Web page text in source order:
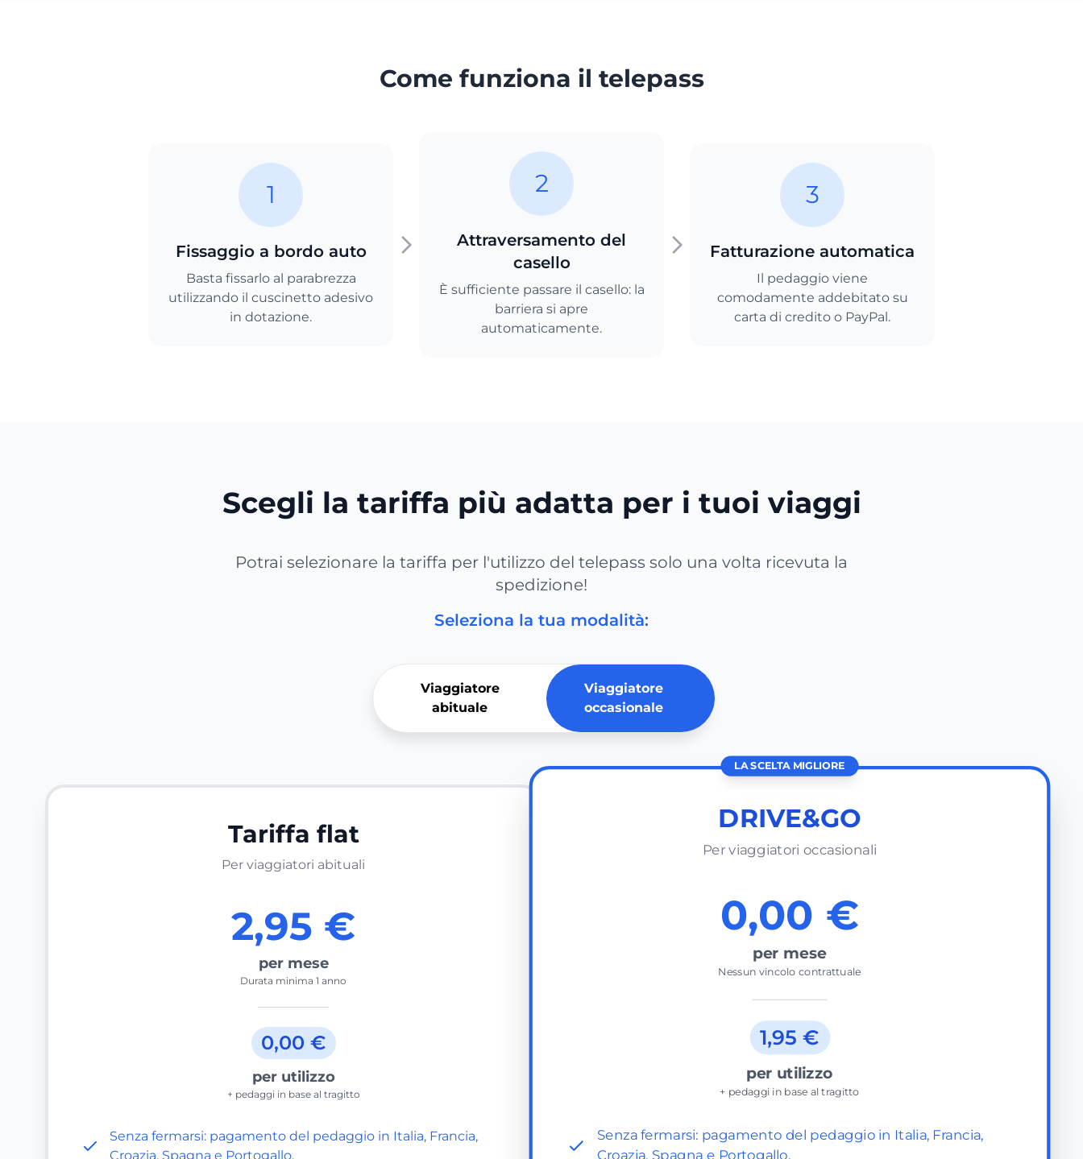
Come funziona il telepass
1
Fissaggio a bordo auto
Basta fissarlo al parabrezza
utilizzando il cuscinetto adesivo
in dotazione.
2
Attraversamento del
casello
È sufficiente passare il casello: la
barriera si apre
automaticamente.
3
Fatturazione automatica
Il pedaggio viene
comodamente addebitato su
carta di credito o PayPal.
Scegli la tariffa più adatta per i tuoi viaggi
Potrai selezionare la tariffa per l'utilizzo del telepass solo una volta ricevuta la
spedizione!
Seleziona la tua modalità:
Viaggiatore
abituale
Viaggiatore
occasionale
Tariffa flat
Per viaggiatori abituali
2,95 €
per mese
Durata minima 1 anno
0,00 €
per utilizzo
+ pedaggi in base al tragitto
Senza fermarsi: pagamento del pedaggio in Italia, Francia,
Croazia, Spagna e Portogallo.
LA SCELTA MIGLIORE
DRIVE&GO
Per viaggiatori occasionali
0,00 €
per mese
Nessun vincolo contrattuale
1,95 €
per utilizzo
+ pedaggi in base al tragitto
Senza fermarsi: pagamento del pedaggio in Italia, Francia,
Croazia, Spagna e Portogallo.